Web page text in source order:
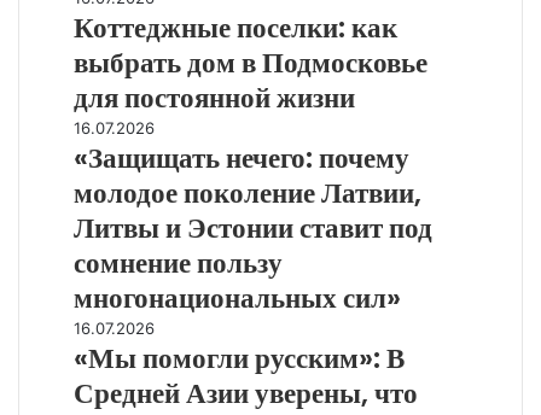
фигуры:
полный
гид
для
невесты
поселки:
выбрать
дом
в
Подмосковье
для
постоянной
жизни
Коттеджные поселки: как
выбрать дом в Подмосковье
для постоянной жизни
«Защищать
нечего:
молодое
поколение
Литвы
и
Эстонии
ставит
сомнение
16.07.2026
«Защищать нечего: почему
молодое поколение Латвии,
Литвы и Эстонии ставит под
сомнение пользу
многонациональных сил»
«Мы
помогли
В
16.07.2026
«Мы помогли русским»: В
Средней Азии уверены, что